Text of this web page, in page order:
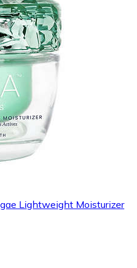
Lightweight Moisturizer